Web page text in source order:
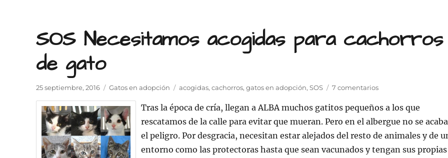
SOS Necesitamos acogidas para cachorros
de gato
Publicado
25 septiembre, 2016 Categorías
Gatos en adopción Etiquetas
acogidas, cachorros, gatos en adopción, SOS 7 comentariosen
Necesitamos
acogidas
para
cachorros
de
Tras la época de cría, llegan a ALBA muchos gatitos pequeños a los que
rescatamos de la calle para evitar que mueran. Pero en el albergue no se acaba
el peligro. Por desgracia, necesitan estar alejados del resto de animales y de
entorno como las protectoras hasta que sean vacunados y tengan sus